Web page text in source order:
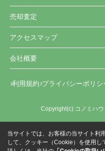
売却査定
アクセスマップ
会社概要
利用規約 プライバシーポリシ
Copyright(c) コノミハ
当サイトでは、お客様の当サイト利
して、クッキー（Cookie）を使用し